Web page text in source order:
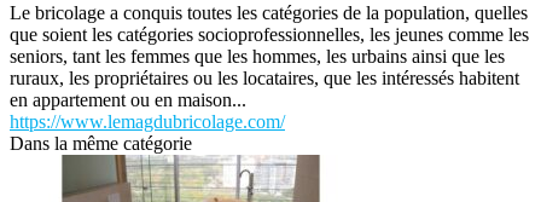
Le bricolage a conquis toutes les catégories de la population, quelles
que soient les catégories socioprofessionnelles, les jeunes comme les
seniors, tant les femmes que les hommes, les urbains ainsi que les
ruraux, les propriétaires ou les locataires, que les intéressés habitent
en appartement ou en maison...
https://www.lemagdubricolage.com/
Dans la même catégorie